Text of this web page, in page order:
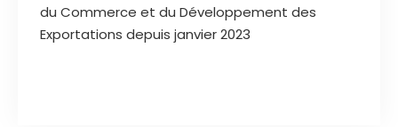
du Commerce et du Développement des
Exportations depuis janvier 2023